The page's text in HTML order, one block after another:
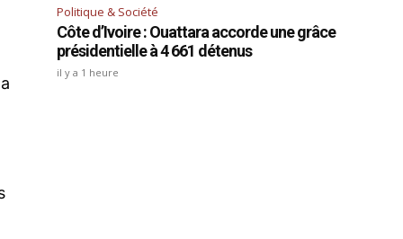
Politique & Société
Côte d’Ivoire : Ouattara accorde une grâce
présidentielle à 4 661 détenus
il y a 1 heure